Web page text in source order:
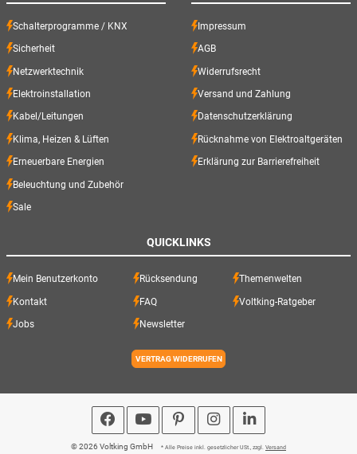
Schalterprogramme / KNX
Sicherheit
Netzwerktechnik
Elektroinstallation
Kabel/Leitungen
Klima, Heizen & Lüften
Erneuerbare Energien
Beleuchtung und Zubehör
Sale
Impressum
AGB
Widerrufsrecht
Versand und Zahlung
Datenschutzerklärung
Rücknahme von Elektroaltgeräten
Erklärung zur Barrierefreiheit
QUICKLINKS
Mein Benutzerkonto Rücksendung Themenwelten
Kontakt FAQ Voltking-Ratgeber
Jobs Newsletter
VERTRAG WIDERRUFEN
© 2026 Voltking GmbH * Alle Preise inkl. gesetzlicher USt., zzgl. Versand